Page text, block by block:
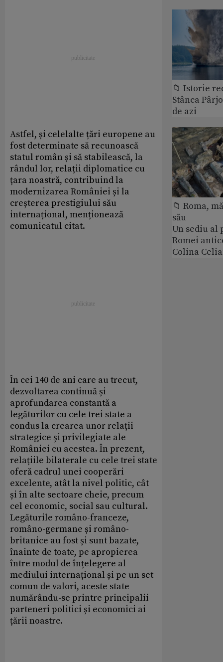
Astfel, și celelalte țări europene au
fost determinate să recunoască
statul român și să stabilească, la
rândul lor, relații diplomatice cu
țara noastră, contribuind la
modernizarea României și la
creșterea prestigiului său
internațional, menționează
comunicatul citat.
În cei 140 de ani care au trecut,
dezvoltarea continuă și
aprofundarea constantă a
legăturilor cu cele trei state a
condus la crearea unor relații
strategice și privilegiate ale
României cu acestea. În prezent,
relațiile bilaterale cu cele trei state
oferă cadrul unei cooperări
excelente, atât la nivel politic, cât
și în alte sectoare cheie, precum
cel economic, social sau cultural.
Legăturile româno-franceze,
româno-germane și româno-
britanice au fost și sunt bazate,
înainte de toate, pe apropierea
între modul de înțelegere al
mediului internațional și pe un set
comun de valori, aceste state
numărându-se printre principalii
parteneri politici și economici ai
țării noastre.
📁 Istorie
Stânca
de azi
📁 Roma,
său
Un sediu
Romei
Colina